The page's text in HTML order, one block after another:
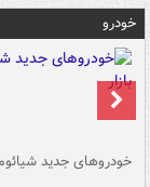
خودرو
خودروهای جدید